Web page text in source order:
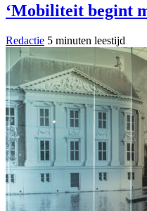
‘Mobiliteit begint
Redactie 5 minuten leestijd